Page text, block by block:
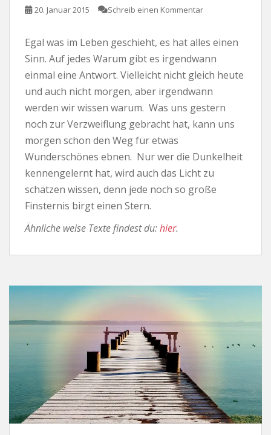
20. Januar 2015 Schreib einen Kommentar
Egal was im Leben geschieht, es hat alles einen
Sinn. Auf jedes Warum gibt es irgendwann
einmal eine Antwort. Vielleicht nicht gleich heute
und auch nicht morgen, aber irgendwann
werden wir wissen warum. Was uns gestern
noch zur Verzweiflung gebracht hat, kann uns
morgen schon den Weg für etwas
Wunderschönes ebnen. Nur wer die Dunkelheit
kennengelernt hat, wird auch das Licht zu
schätzen wissen, denn jede noch so große
Finsternis birgt einen Stern.
Ähnliche weise Texte findest du:hier.